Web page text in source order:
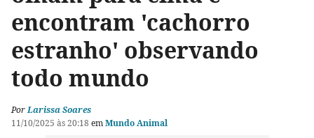
encontram 'cachorro
estranho' observando
todo mundo
PorLarissa Soares
11/10/2025 às 20:18 emMundo Animal